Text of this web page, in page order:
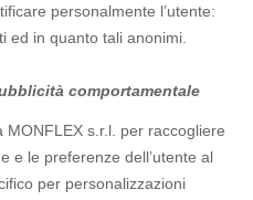
personalmente l’utente:
ed in quanto tali anonimi.
comportamentale
s.r.l. per raccogliere
e le preferenze dell’utente al
per personalizzazioni